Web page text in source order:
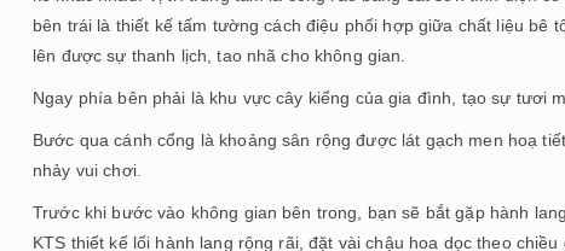
bên trái là thiết kế tấm tường cách điệu phối hợp giữa chất liệu
lên được sự thanh lịch, tao nhã cho không gian.
Ngay phía bên phải là khu vực cây kiểng của gia đình, tạo sự tươi
Bước qua cánh cổng là khoảng sân rộng được lát gạch men hoạ
nhảy vui chơi.
Trước khi bước vào không gian bên trong, bạn sẽ bắt gặp hành
KTS thiết kế lối hành lang rộng rãi, đặt vài chậu hoa dọc theo